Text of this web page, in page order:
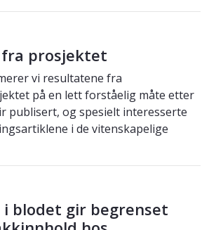
prosjektet
vi resultatene fra
på en lett forståelig måte etter
publisert, og spesielt interesserte
i de vitenskapelige
blodet gir begrenset